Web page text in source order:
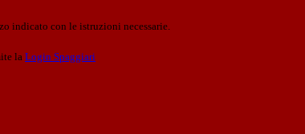
indicato con le istruzioni necessarie.
la Login Spaggiari